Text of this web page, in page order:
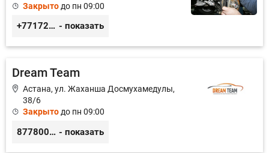
Закрыто до пн 09:00
+77172944444 - показать
Dream Team
Астана, ул. Жаханша Досмухамедулы,
38/6
Закрытодо пн 09:00
87780008628 - показать